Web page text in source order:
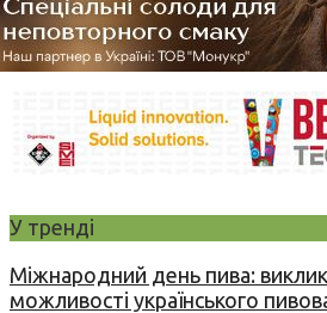
У тренді
Міжнародний день пива:
можливості українського